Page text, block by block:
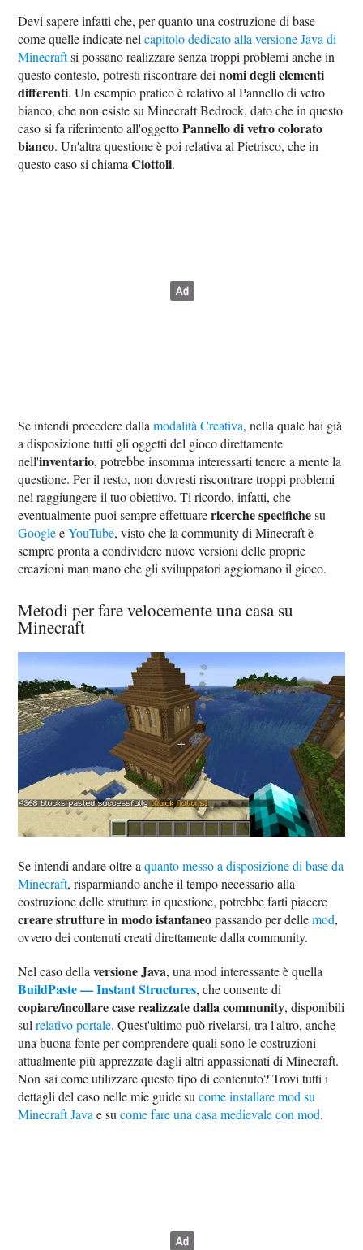
Devi sapere infatti che, per quanto una costruzione di base
come quelle indicate nelcapitolo dedicato alla versione Java di
Minecraftsi possano realizzare senza troppi problemi anche in
questo contesto, potresti riscontrare deinomi degli elementi
differenti. Un esempio pratico è relativo al Pannello di vetro
bianco, che non esiste su Minecraft Bedrock, dato che in questo
caso si fa riferimento all'oggettoPannello di vetro colorato
bianco. Un'altra questione è poi relativa al Pietrisco, che in
questo caso si chiamaCiottoli.
Se intendi procedere dallamodalità Creativa, nella quale hai già
a disposizione tutti gli oggetti del gioco direttamente
nell'inventario, potrebbe insomma interessarti tenere a mente la
questione. Per il resto, non dovresti riscontrare troppi problemi
nel raggiungere il tuo obiettivo. Ti ricordo, infatti, che
eventualmente puoi sempre effettuarericerche specifichesu
GoogleeYouTube, visto che la community di Minecraft è
sempre pronta a condividere nuove versioni delle proprie
creazioni man mano che gli sviluppatori aggiornano il gioco.
Metodi per fare velocemente una casa su
Minecraft
Se intendi andare oltre aquanto messo a disposizione di base da
Minecraft, risparmiando anche il tempo necessario alla
costruzione delle strutture in questione, potrebbe farti piacere
creare strutture in modo istantaneopassando per dellemod,
ovvero dei contenuti creati direttamente dalla community.
Nel caso dellaversione Java, una mod interessante è quella
BuildPaste — Instant Structures, che consente di
copiare/incollare case realizzate dalla community, disponibili
sulrelativo portale. Quest'ultimo può rivelarsi, tra l'altro, anche
una buona fonte per comprendere quali sono le costruzioni
attualmente più apprezzate dagli altri appassionati di Minecraft.
Non sai come utilizzare questo tipo di contenuto? Trovi tutti i
dettagli del caso nelle mie guide sucome installare mod su
Minecraft Java e sucome fare una casa medievale con mod.